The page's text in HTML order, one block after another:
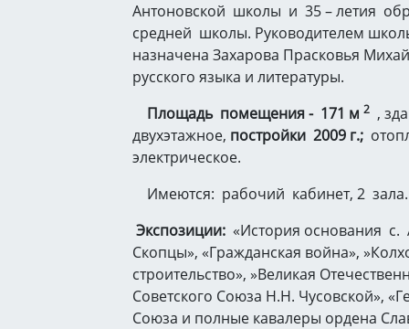
Антоновской школы и 35 – летия
средней школы. Руководителем
назначена Захарова Прасковья
русского языка и литературы.
Площадь помещения - 171 м 2 ,
двухэтажное, постройки 2009 г.;
электрическое.
Имеются: рабочий кабинет, 2 зала.
Экспозиции: «История основания с.
Скопцы», «Гражданская война»,
строительство», »Великая
Советского Союза Н.Н. Чусовской»,
Союза и полные кавалеры ордена